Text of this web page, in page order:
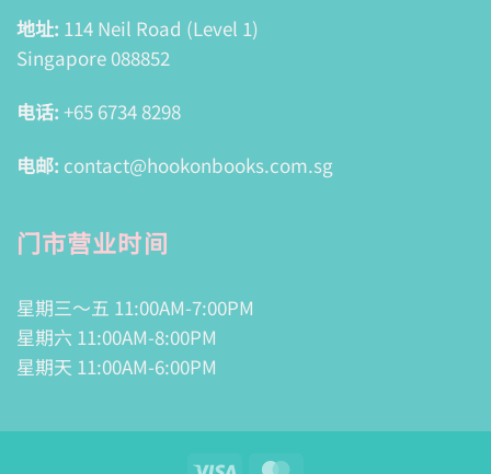
地址: 114 Neil Road (Level 1)
Singapore 088852
电话: +65 6734 8298
电邮: contact@hookonbooks.com.sg
门市营业时间
星期三～五 11:00AM-7:00PM
星期六 11:00AM-8:00PM
星期天 11:00AM-6:00PM
Visa